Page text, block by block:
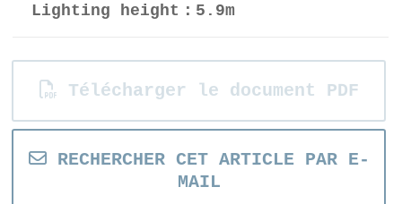
Lighting height：5.9m
Télécharger le document PDF
RECHERCHER CET ARTICLE PAR E-
MAIL